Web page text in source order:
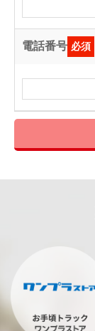
電話番号 必須